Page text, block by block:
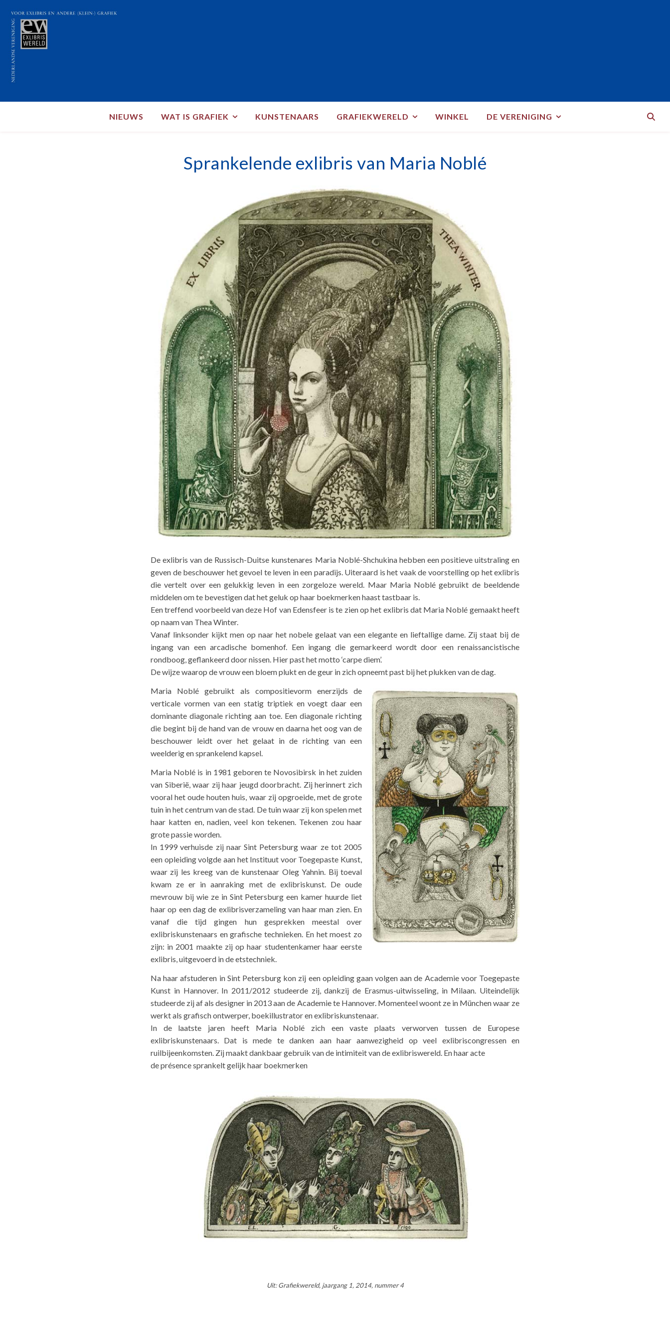
NIEUWS WAT IS GRAFIEK KUNSTENAARS GRAFIEKWERELD WINKEL DE VERENIGING
Sprankelende exlibris van Maria Noblé
De exlibris van de Russisch-Duitse kunstenares Maria Noblé-Shchukina hebben een positieve uitstraling en
geven de beschouwer het gevoel te leven in een paradijs. Uiteraard is het vaak de voorstelling op het exlibris
die vertelt over een gelukkig leven in een zorgeloze wereld. Maar Maria Noblé gebruikt de beeldende
middelen om te bevestigen dat het geluk op haar boekmerken haast tastbaar is.
Een treffend voorbeeld van deze Hof van Edensfeer is te zien op het exlibris dat Maria Noblé gemaakt heeft
op naam van Thea Winter.
Vanaf linksonder kijkt men op naar het nobele gelaat van een elegante en lieftallige dame. Zij staat bij de
ingang van een arcadische bomenhof. Een ingang die gemarkeerd wordt door een renaissancistische
rondboog, geflankeerd door nissen. Hier past het motto ‘carpe diem’.
De wijze waarop de vrouw een bloem plukt en de geur in zich opneemt past bij het plukken van de dag.
Maria Noblé gebruikt als compositievorm enerzijds de
verticale vormen van een statig triptiek en voegt daar een
dominante diagonale richting aan toe. Een diagonale richting
die begint bij de hand van de vrouw en daarna het oog van de
beschouwer leidt over het gelaat in de richting van een
weelderig en sprankelend kapsel.
Maria Noblé is in 1981 geboren te Novosibirsk in het zuiden
van Siberië, waar zij haar jeugd doorbracht. Zij herinnert zich
vooral het oude houten huis, waar zij opgroeide, met de grote
tuin in het centrum van de stad. De tuin waar zij kon spelen met
haar katten en, nadien, veel kon tekenen. Tekenen zou haar
grote passie worden.
In 1999 verhuisde zij naar Sint Petersburg waar ze tot 2005
een opleiding volgde aan het Instituut voor Toegepaste Kunst,
waar zij les kreeg van de kunstenaar Oleg Yahnin. Bij toeval
kwam ze er in aanraking met de exlibriskunst. De oude
mevrouw bij wie ze in Sint Petersburg een kamer huurde liet
haar op een dag de exlibrisverzameling van haar man zien. En
vanaf die tijd gingen hun gesprekken meestal over
exlibriskunstenaars en grafische technieken. En het moest zo
zijn: in 2001 maakte zij op haar studentenkamer haar eerste
exlibris, uitgevoerd in de etstechniek.
Na haar afstuderen in Sint Petersburg kon zij een opleiding gaan volgen aan de Academie voor Toegepaste
Kunst in Hannover. In 2011/2012 studeerde zij, dankzij de Erasmus-uitwisseling, in Milaan. Uiteindelijk
studeerde zij af als designer in 2013 aan de Academie te Hannover. Momenteel woont ze in München waar ze
werkt als grafisch ontwerper, boekillustrator en exlibriskunstenaar.
In de laatste jaren heeft Maria Noblé zich een vaste plaats verworven tussen de Europese
exlibriskunstenaars. Dat is mede te danken aan haar aanwezigheid op veel exlibriscongressen en
ruilbijeenkomsten. Zij maakt dankbaar gebruik van de intimiteit van de exlibriswereld. En haar acte
de présence sprankelt gelijk haar boekmerken
Uit: Grafiekwereld, jaargang 1, 2014, nummer 4